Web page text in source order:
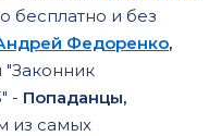
бесплатно и без
Федоренко,
- Попаданцы,
из самых